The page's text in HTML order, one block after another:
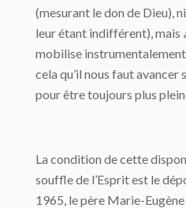
(mesurant le don de Dieu), ni
leur étant indifférent), mais
mobilise
cela qu’il nous faut avancer
pour être toujours plus
La condition de cette
souffle de l’Esprit est le
1965, le père Marie-